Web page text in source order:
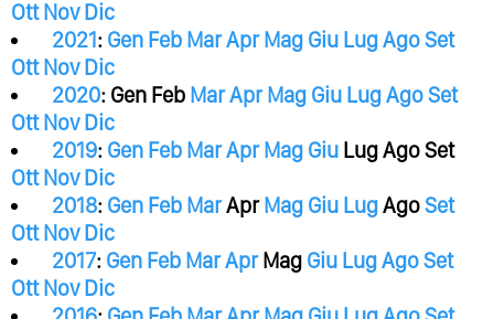
Ott Nov Dic
2021: Gen Feb MarApr Mag Giu LugAgoSet
Ott Nov Dic
2020: Gen Feb MarApr Mag Giu LugAgoSet
Ott Nov Dic
2019: Gen Feb MarApr Mag Giu LugAgoSet
Ott Nov Dic
2018: Gen Feb MarApr Mag Giu LugAgoSet
Ott Nov Dic
2017: Gen Feb MarApr Mag Giu LugAgoSet
Ott Nov Dic